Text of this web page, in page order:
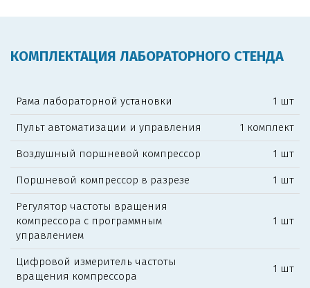
КОМПЛЕКТАЦИЯ ЛАБОРАТОРНОГО СТЕНДА
Рама лабораторной установки 1 шт
Пульт автоматизации и управления 1 комплект
Воздушный поршневой компрессор 1 шт
Поршневой компрессор в разрезе 1 шт
Регулятор частоты вращения
компрессора с программным
управлением
1 шт
Цифровой измеритель частоты
вращения компрессора
1 шт